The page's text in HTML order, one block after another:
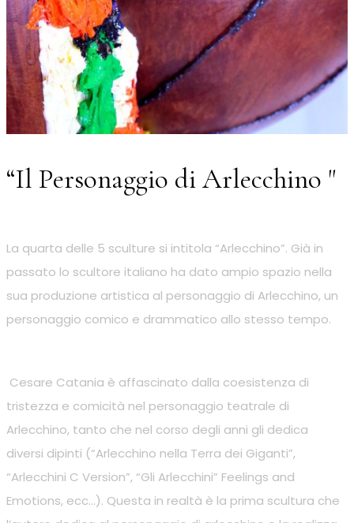
“Il Personaggio di Arlecchino "
La quarta delle 5 sculture si intitola “Arlecchino”. Già in
passato lo scultore italiano ha dato ampio spazio nella
sua produzione artistica al personaggio di Arlecchino, un
personaggio comico e drammatico allo stesso tempo.
Cesare Catania è affascinato dalla coesistenza di
tristezza e comicità nel personaggio teatrale di
Arlecchino, tanto che nel corso degli anni gli dedica
diversi dipinti (“Arlecchino nella Terra dei Giganti”,
“Arlecchini C Version”, “Gli Arlecchini” Feelings and
Emotions, ecc…). Questa in realtà è la prima scultura che